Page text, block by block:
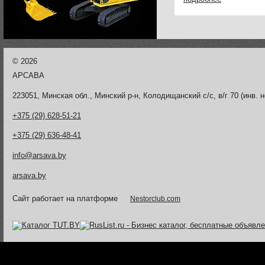
© 2026
АРСАВА
223051, Минская обл., Минский р-н, Колодищанский с/с, в/г 70 (инв.
+375 (29) 628-51-21
+375 (29) 636-48-41
info@arsava.by
arsava.by
Сайт работает на платформе Nestorclub.com